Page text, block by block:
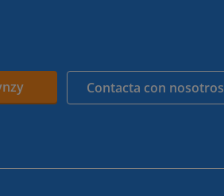
Contacta con nosotros